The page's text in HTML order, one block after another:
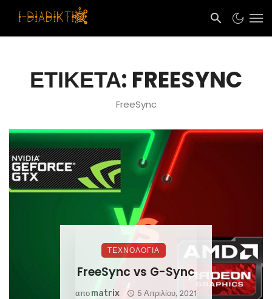
ΕΤΙΚΈΤΑ: FREESYNC
FreeSync
ΤΕΧΝΟΛΟΓΙΑ
FreeSync vs G-Sync
απο Matrix 5 Απριλίου, 2021